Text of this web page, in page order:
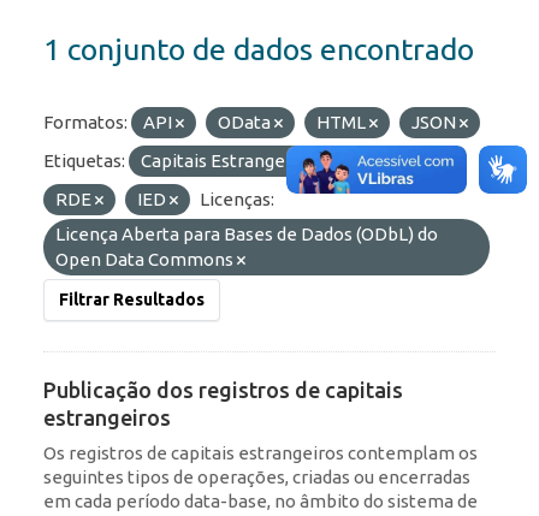
1 conjunto de dados encontrado
Formatos: API OData HTML
JSON
Etiquetas:
Capitais Estrangeiros
Portfólio
RDE
IED
Licenças:
Licença Aberta para Bases de Dados (ODbL) do
Open Data Commons
Filtrar Resultados
Publicação dos registros de capitais
estrangeiros
Os registros de capitais estrangeiros contemplam os
seguintes tipos de operações, criadas ou encerradas
em cada período data-base, no âmbito do sistema de